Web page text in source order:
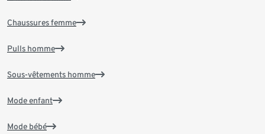
Chaussures femme
Pulls homme
Sous-vêtements homme
Mode enfant
Mode bébé